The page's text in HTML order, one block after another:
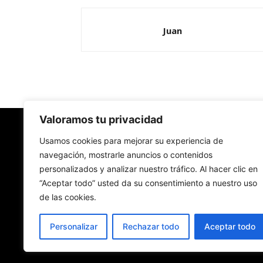
Valoramos tu privacidad
Usamos cookies para mejorar su experiencia de
navegación, mostrarle anuncios o contenidos
personalizados y analizar nuestro tráfico. Al hacer clic en
“Aceptar todo” usted da su consentimiento a nuestro uso
de las cookies.
Personalizar Rechazar todo Aceptar todo
Juan
Redes Cristianas
Una mirada alternativa sobre la Iglesia católica
- Colectivos de Redes Cristianas